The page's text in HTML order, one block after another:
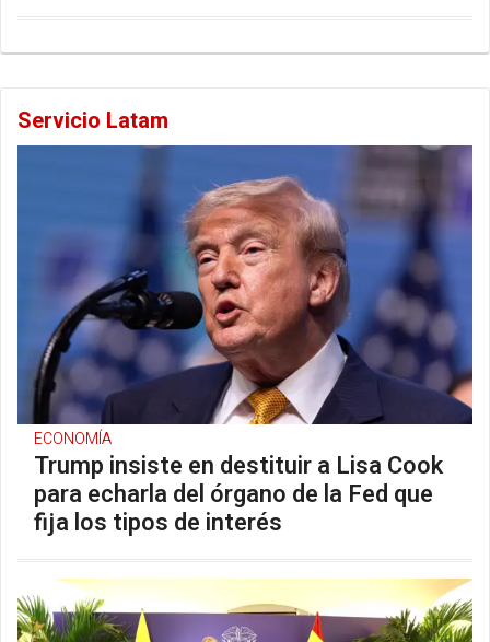
Servicio Latam
ECONOMÍA
Trump insiste en destituir a Lisa Cook
para echarla del órgano de la Fed que
fija los tipos de interés